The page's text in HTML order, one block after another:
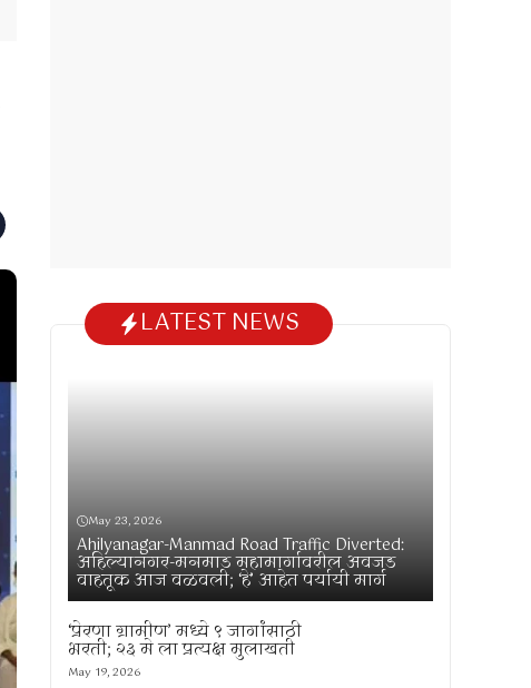
LATEST NEWS
May 23, 2026
Ahilyanagar-Manmad Road Traffic Diverted:
अहिल्यानगर-मनमाड महामार्गावरील अवजड
वाहतूक आज वळवली; ‘हे’ आहेत पर्यायी मार्ग
‘प्रेरणा ग्रामीण’ मध्ये ९ जागांसाठी
भरती; २३ मे ला प्रत्यक्ष मुलाखती
May 19, 2026